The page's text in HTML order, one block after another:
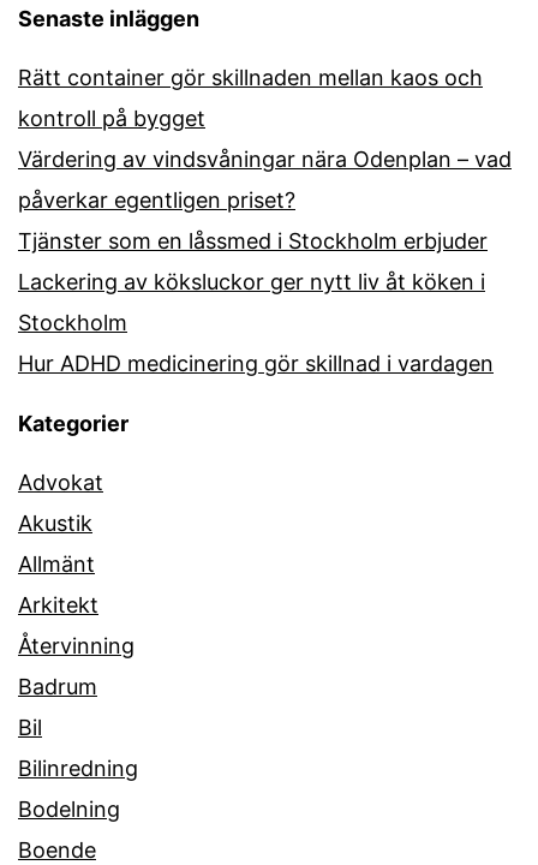
Senaste inläggen
Rätt container gör skillnaden mellan kaos och
kontroll på bygget
Värdering av vindsvåningar nära Odenplan – vad
påverkar egentligen priset?
Tjänster som en låssmed i Stockholm erbjuder
Lackering av köksluckor ger nytt liv åt köken i
Stockholm
Hur ADHD medicinering gör skillnad i vardagen
Kategorier
Advokat
Akustik
Allmänt
Arkitekt
Återvinning
Badrum
Bil
Bilinredning
Bodelning
Boende